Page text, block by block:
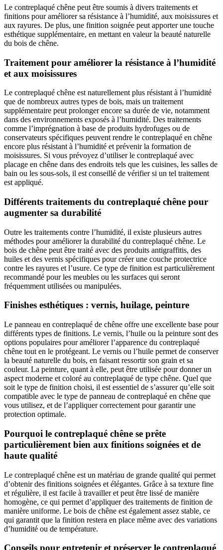
Le contreplaqué chêne peut être soumis à divers traitements et
finitions pour améliorer sa résistance à l’humidité, aux moisissures et
aux rayures. De plus, une finition soignée peut apporter une touche
esthétique supplémentaire, en mettant en valeur la beauté naturelle
du bois de chêne.
Traitement pour améliorer la résistance à l’humidité
et aux moisissures
Le contreplaqué chêne est naturellement plus résistant à l’humidité
que de nombreux autres types de bois, mais un traitement
supplémentaire peut prolonger encore sa durée de vie, notamment
dans des environnements exposés à l’humidité. Des traitements
comme l’imprégnation à base de produits hydrofuges ou de
conservateurs spécifiques peuvent rendre le contreplaqué en chêne
encore plus résistant à l’humidité et prévenir la formation de
moisissures. Si vous prévoyez d’utiliser le contreplaqué avec
placage en chêne dans des endroits tels que les cuisines, les salles de
bain ou les sous-sols, il est conseillé de vérifier si un tel traitement
est appliqué.
Différents traitements du contreplaqué chêne pour
augmenter sa durabilité
Outre les traitements contre l’humidité, il existe plusieurs autres
méthodes pour améliorer la durabilité du contreplaqué chêne. Le
bois de chêne peut être traité avec des produits antigraffitis, des
huiles et des vernis spécifiques pour créer une couche protectrice
contre les rayures et l’usure. Ce type de finition est particulièrement
recommandé pour les meubles ou les surfaces qui seront
fréquemment utilisées ou manipulées.
Finishes esthétiques : vernis, huilage, peinture
Le panneau en contreplaqué de chêne offre une excellente base pour
différents types de finitions. Le vernis, l’huile ou la peinture sont des
options populaires pour améliorer l’apparence du contreplaqué
chêne tout en le protégeant. Le vernis ou l’huile permet de conserver
la beauté naturelle du bois, en faisant ressortir son grain et sa
couleur. La peinture, quant à elle, peut être utilisée pour donner un
aspect moderne et coloré au contreplaqué de type chêne. Quel que
soit le type de finition choisi, il est essentiel de s’assurer qu’elle soit
compatible avec le type de panneau de contreplaqué en chêne que
vous utilisez, et de l’appliquer correctement pour garantir une
protection optimale.
Pourquoi le contreplaqué chêne se prête
particulièrement bien aux finitions soignées et de
haute qualité
Le contreplaqué chêne est un matériau de grande qualité qui permet
d’obtenir des finitions soignées et élégantes. Grâce à sa texture fine
et régulière, il est facile à travailler et peut être lissé de manière
homogène, ce qui permet d’appliquer des traitements de finition de
manière uniforme. Le bois de chêne est également assez stable, ce
qui garantit que la finition restera en place même avec des variations
d’humidité ou de température.
Conseils pour entretenir et préserver le contreplaqué